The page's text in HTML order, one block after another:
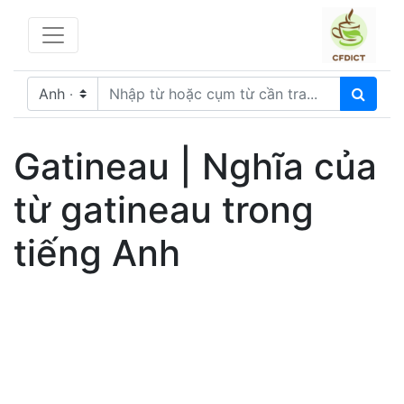
Gatineau | Nghĩa của
từ gatineau trong
tiếng Anh